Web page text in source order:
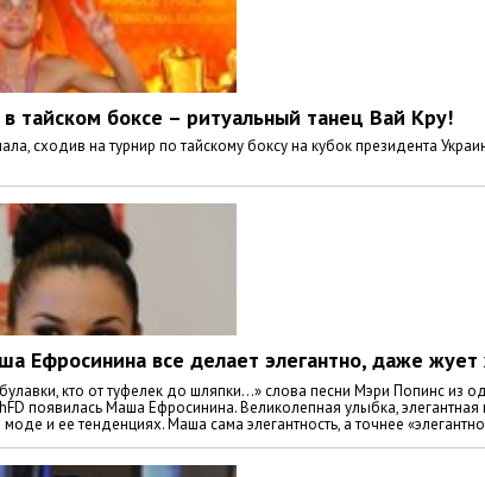
в тайском боксе – ритуальный танец Вай Кру!
сходив на турнир по тайскому боксу на кубок президента
Ефросинина все делает элегантно, даже
кто от туфелек до шляпки…» слова песни Мэри Попинс из
появилась Маша Ефросинина. Великолепная улыбка,
и ее тенденциях. Маша сама элегантность, а точнее